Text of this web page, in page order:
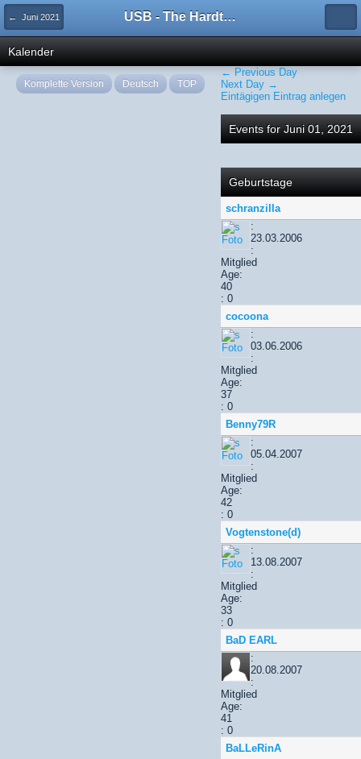
← Juni 2021 USB - The Hardtechno Family
Kalender
← Previous Day
Next Day →
Eintägigen Eintrag anlegen
Events for Juni 01, 2021
Geburtstage
schranzilla
:
23.03.2006
:
Mitglied
Age:
40
: 0
cocoona
:
03.06.2006
:
Mitglied
Age:
37
: 0
Benny79R
:
05.04.2007
:
Mitglied
Age:
42
: 0
Vogtenstone(d)
:
13.08.2007
:
Mitglied
Age:
33
: 0
BaD EARL
:
20.08.2007
:
Mitglied
Age:
41
: 0
BaLLeRinA
Komplette Version Deutsch TOP